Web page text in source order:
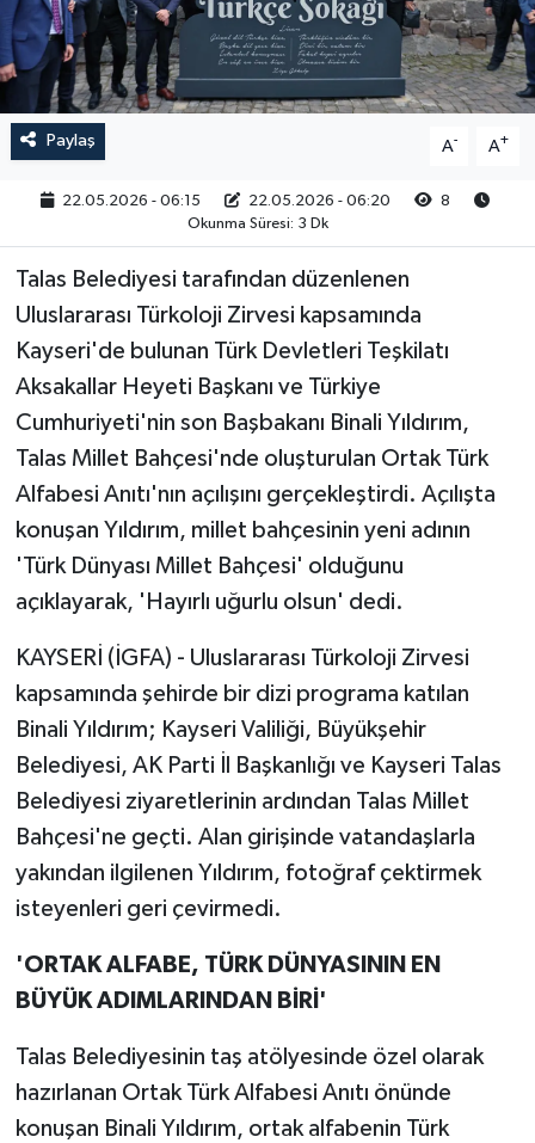
Paylaş A- A+
22.05.2026 - 06:15 22.05.2026 - 06:20
8
Okunma Süresi: 3 Dk
Talas Belediyesi tarafından düzenlenen
Uluslararası Türkoloji Zirvesi kapsamında
Kayseri'de bulunan Türk Devletleri Teşkilatı
Aksakallar Heyeti Başkanı ve Türkiye
Cumhuriyeti'nin son Başbakanı Binali Yıldırım,
Talas Millet Bahçesi'nde oluşturulan Ortak Türk
Alfabesi Anıtı'nın açılışını gerçekleştirdi. Açılışta
konuşan Yıldırım, millet bahçesinin yeni adının
'Türk Dünyası Millet Bahçesi' olduğunu
açıklayarak, 'Hayırlı uğurlu olsun' dedi.
KAYSERİ (İGFA) - Uluslararası Türkoloji Zirvesi
kapsamında şehirde bir dizi programa katılan
Binali Yıldırım; Kayseri Valiliği, Büyükşehir
Belediyesi, AK Parti İl Başkanlığı ve Kayseri Talas
Belediyesi ziyaretlerinin ardından Talas Millet
Bahçesi'ne geçti. Alan girişinde vatandaşlarla
yakından ilgilenen Yıldırım, fotoğraf çektirmek
isteyenleri geri çevirmedi.
'ORTAK ALFABE, TÜRK DÜNYASININ EN
BÜYÜK ADIMLARINDAN BİRİ'
Talas Belediyesinin taş atölyesinde özel olarak
hazırlanan Ortak Türk Alfabesi Anıtı önünde
konuşan Binali Yıldırım, ortak alfabenin Türk
RESMİ İLAN